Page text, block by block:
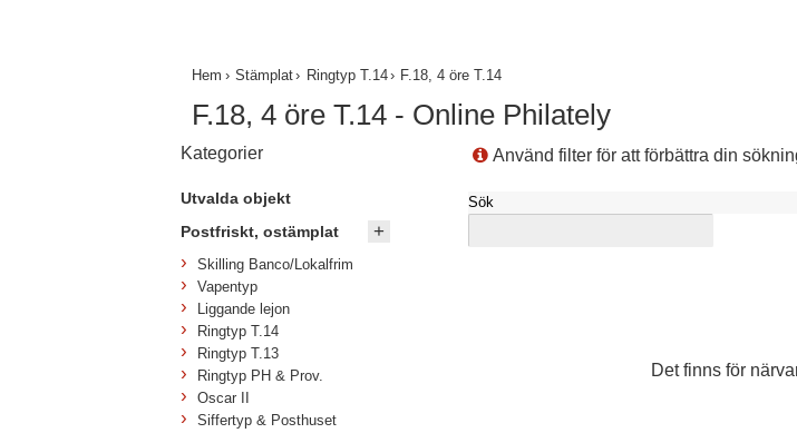
Hem Stämplat Ringtyp T.14 F.18, 4 öre T.14
F.18, 4 öre T.14 - Online Philately
Kategorier
Utvalda objekt
Postfriskt, ostämplat
Skilling Banco/Lokalfrim
Vapentyp
Liggande lejon
Ringtyp T.14
Ringtyp T.13
Ringtyp PH & Prov.
Oscar II
Siffertyp & Posthuset
Använd filter för att förbättra din
Sök
Det finns för